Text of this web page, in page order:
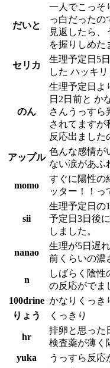
だいと
一人でこっそ
っ白だったの
見返したら、
を握りしめた
セリカ
生理予定日5
した ハッキ
のん
生理予定日よ
日2日前と か
さんうっすら
されてますが
反応出まし
アップル
色んな感情が
ない涙があふ
momo
すぐに陽性の
ッター！！っ
sii
生理予定日の
予定日3日後
しました。
nanao
生理が5日遅
前くらいの濃
n
しばらく陰性
の反応がでま
100drine かなりくっき
りょう
くっきり
hr
排卵と思った
検査薬が薄く
yuka
うっすら反応